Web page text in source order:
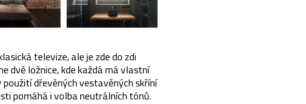
televize, ale je zde do zdi
dvě ložnice, kde každá má vlastní
dřevěných vestavěných skříní
pomáhá i volba neutrálních tónů.